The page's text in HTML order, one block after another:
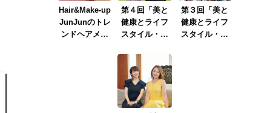
Hair&Make-up
JunJunのトレ
ンドヘアメイ
第４回「美と
健康とライフ
スタイル・バ
第３回「美と
健康とライフ
スタイル・バ